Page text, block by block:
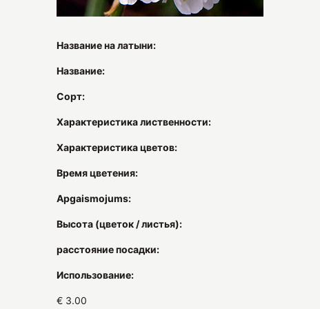
Название на латыни:
Название:
Сорт:
Характеристика лиственности:
Характеристика цветов:
Время цветения:
Apgaismojums:
Высота (цветок / листья):
расстояние посадки:
Использование:
€ 3.00